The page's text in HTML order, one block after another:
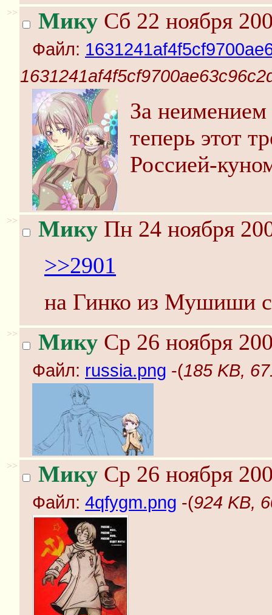
>> Мику Сб 22 ноября
Файл:
За неимением
теперь этот
Россией-
>> Мику Пн 24 ноября
>>2901
на Гинко из Мушиши
>> Мику Ср 26 ноября
Файл: russia.png -(185 KB,
>> Мику Ср 26 ноября
Файл: 4qfygm.png -(924 KB,